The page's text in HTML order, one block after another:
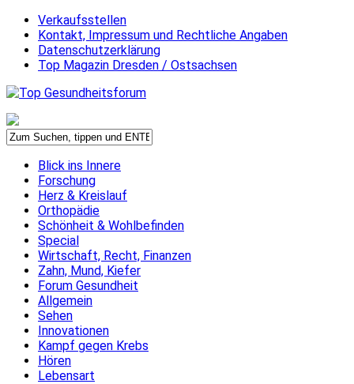
Verkaufsstellen
Kontakt, Impressum und Rechtliche Angaben
Datenschutzerklärung
Top Magazin Dresden / Ostsachsen
Blick ins Innere
Forschung
Herz & Kreislauf
Orthopädie
Schönheit & Wohlbefinden
Special
Wirtschaft, Recht, Finanzen
Zahn, Mund, Kiefer
Forum Gesundheit
Allgemein
Sehen
Innovationen
Kampf gegen Krebs
Hören
Lebensart